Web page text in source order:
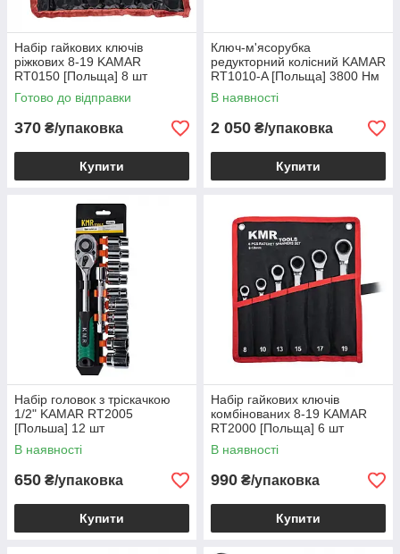
Набір гайкових ключів
ріжкових 8-19 KAMAR
RT0150 [Польща] 8 шт
Готово до відправки
370 ₴/упаковка
Купити
Ключ-м'ясорубка
редукторний колісний KAMAR
RT1010-A [Польща] 3800 Нм
32-33 мм
В наявності
2 050 ₴/упаковка
Купити
Набір головок з тріскачкою
1/2" KAMAR RT2005
[Польша] 12 шт
В наявності
650 ₴/упаковка
Купити
Набір гайкових ключів
комбінованих 8-19 KAMAR
RT2000 [Польща] 6 шт
В наявності
990 ₴/упаковка
Купити